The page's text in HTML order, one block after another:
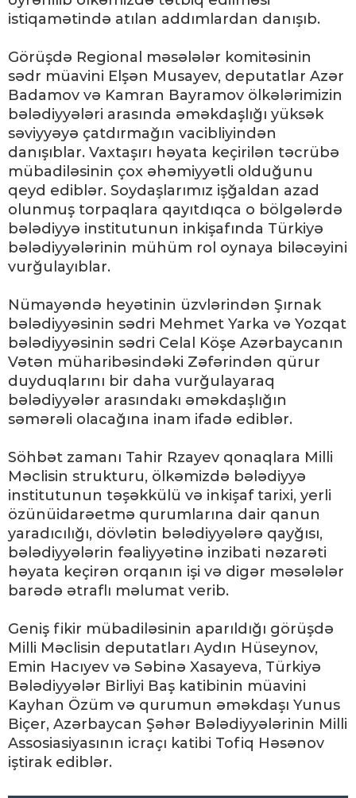
istiqamətində atılan addımlardan danışıb.
Görüşdə Regional məsələlər komitəsinin
sədr müavini Elşən Musayev, deputatlar Azər
Badamov və Kamran Bayramov ölkələrimizin
bələdiyyələri arasında əməkdaşlığı yüksək
səviyyəyə çatdırmağın vacibliyindən
danışıblar. Vaxtaşırı həyata keçirilən təcrübə
mübadiləsinin çox əhəmiyyətli olduğunu
qeyd ediblər. Soydaşlarımız işğaldan azad
olunmuş torpaqlara qayıtdıqca o bölgələrdə
bələdiyyə institutunun inkişafında Türkiyə
bələdiyyələrinin mühüm rol oynaya biləcəyini
vurğulayıblar.
Nümayəndə heyətinin üzvlərindən Şırnak
bələdiyyəsinin sədri Mehmet Yarka və Yozqat
bələdiyyəsinin sədri Celal Köşe Azərbaycanın
Vətən müharibəsindəki Zəfərindən qürur
duyduqlarını bir daha vurğulayaraq
bələdiyyələr arasındakı əməkdaşlığın
səmərəli olacağına inam ifadə ediblər.
Söhbət zamanı Tahir Rzayev qonaqlara Milli
Məclisin strukturu, ölkəmizdə bələdiyyə
institutunun təşəkkülü və inkişaf tarixi, yerli
özünüidarəetmə qurumlarına dair qanun
yaradıcılığı, dövlətin bələdiyyələrə qayğısı,
bələdiyyələrin fəaliyyətinə inzibati nəzarəti
həyata keçirən orqanın işi və digər məsələlər
barədə ətraflı məlumat verib.
Geniş fikir mübadiləsinin aparıldığı görüşdə
Milli Məclisin deputatları Aydın Hüseynov,
Emin Hacıyev və Səbinə Xasayeva, Türkiyə
Bələdiyyələr Birliyi Baş katibinin müavini
Kayhan Özüm və qurumun əməkdaşı Yunus
Biçer, Azərbaycan Şəhər Bələdiyyələrinin Milli
Assosiasiyasının icraçı katibi Tofiq Həsənov
iştirak ediblər.